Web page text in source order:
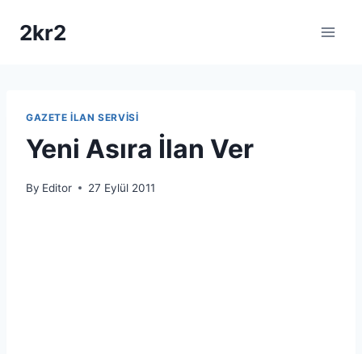
2kr2
GAZETE İLAN SERVISI
Yeni Asıra İlan Ver
By Editor 27 Eylül 2011